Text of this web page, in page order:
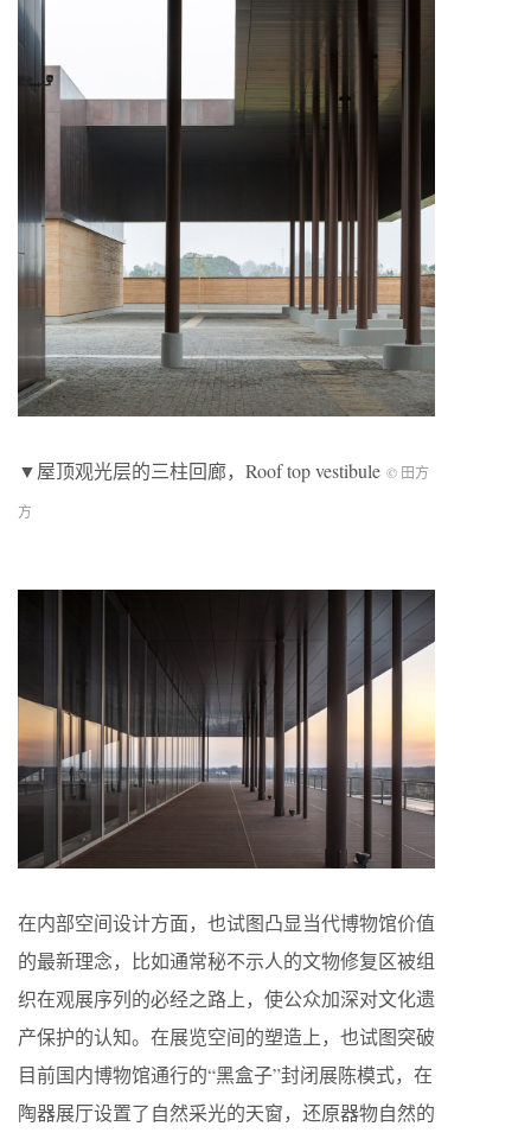
▼屋顶观光层的三柱回廊，Roof top vestibule © 田方
方
在内部空间设计方面，也试图凸显当代博物馆价值
的最新理念，比如通常秘不示人的文物修复区被组
织在观展序列的必经之路上，使公众加深对文化遗
产保护的认知。在展览空间的塑造上，也试图突破
目前国内博物馆通行的“黑盒子”封闭展陈模式，在
陶器展厅设置了自然采光的天窗，还原器物自然的